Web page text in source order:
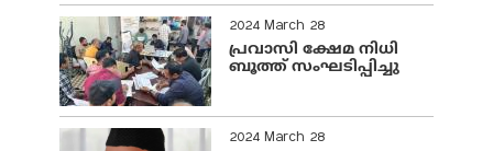
2024 March 28
പ്രവാസി ക്ഷേമ നിധി
ബൂത്ത് സംഘടിപ്പിച്ചു
2024 March 28